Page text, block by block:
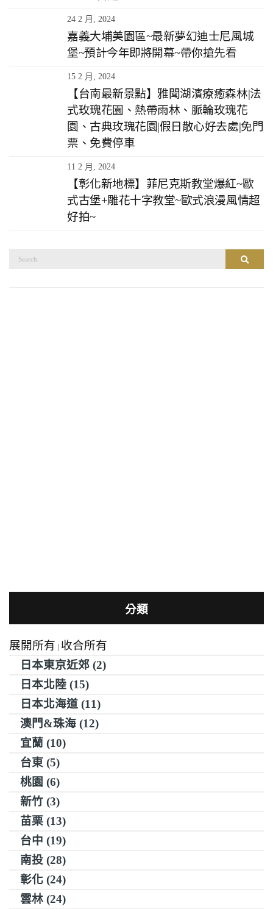
24 2 月, 2024
嘉義大埔美園區~最新夢幻迪士尼風城
堡~預計今年即將開幕~帶你搶先看
15 2 月, 2024
【台南最新景點】雅聞湖濱療癒森林|法
式玫瑰花園、熱帶雨林、脈輪玫瑰花
園、古典玫瑰花園|假日散心好去處|免門
票、免費停車
11 2 月, 2024
【彰化新地標】菲尼克斯教堂爆紅~歐
式古堡+雕花十字教堂~歐式浪漫風情超
好拍~
搜尋
分類
展開所有 | 收合所有
日本東京近郊 (2)
日本北陸 (15)
日本北海道 (11)
澳門&珠海 (12)
宜蘭 (10)
台東 (5)
桃園 (6)
新竹 (3)
苗栗 (13)
台中 (19)
南投 (28)
彰化 (24)
雲林 (24)